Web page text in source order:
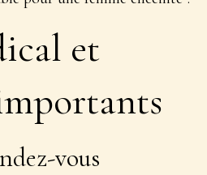
et
vous